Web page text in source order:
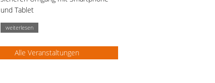
und Tablet
weiterlesen
Alle Veranstaltungen